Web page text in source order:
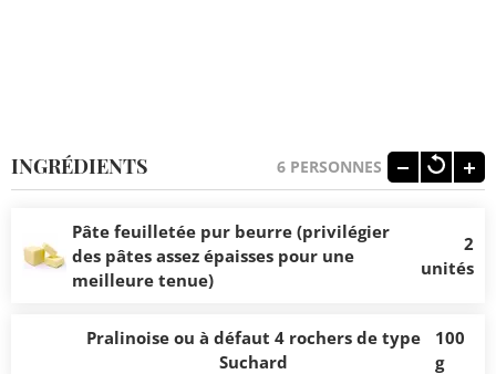
INGRÉDIENTS 6 PERSONNES
Pâte feuilletée pur beurre (privilégier
des pâtes assez épaisses pour une
meilleure tenue)
2
unités
Pralinoise ou à défaut 4 rochers de type
Suchard
100
g